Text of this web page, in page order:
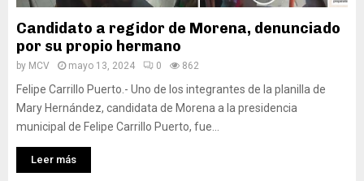
Candidato a regidor de Morena, denunciado
por su propio hermano
by MCV mayo 13, 2024 0 862
Felipe Carrillo Puerto.- Uno de los integrantes de la planilla de
Mary Hernández, candidata de Morena a la presidencia
municipal de Felipe Carrillo Puerto, fue...
Leer más